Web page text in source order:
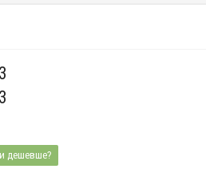
дешевше?